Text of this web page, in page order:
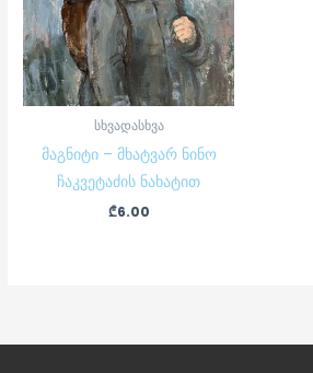
სხვადასხვა
მაგნიტი – მხატვარ ნინო
ჩაკვეტაძის ნახატით
₾6.00